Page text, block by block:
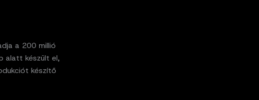
a 200 millió
alatt készült el,
készítő